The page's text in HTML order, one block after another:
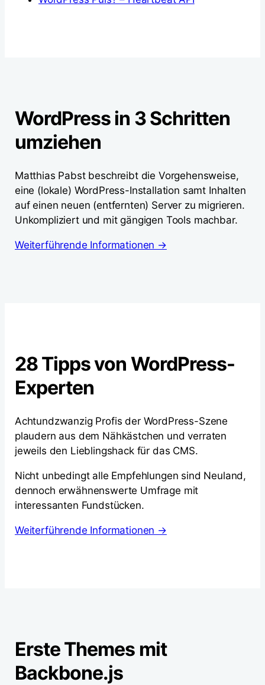
WordPress in 3 Schritten
umziehen
Matthias Pabst beschreibt die Vorgehensweise,
eine (lokale) WordPress-Installation samt Inhalten
auf einen neuen (entfernten) Server zu migrieren.
Unkompliziert und mit gängigen Tools machbar.
Weiterführende Informationen →
28 Tipps von WordPress-
Experten
Achtundzwanzig Profis der WordPress-Szene
plaudern aus dem Nähkästchen und verraten
jeweils den Lieblingshack für das CMS.
Nicht unbedingt alle Empfehlungen sind Neuland,
dennoch erwähnenswerte Umfrage mit
interessanten Fundstücken.
Weiterführende Informationen →
Erste Themes mit
Backbone.js